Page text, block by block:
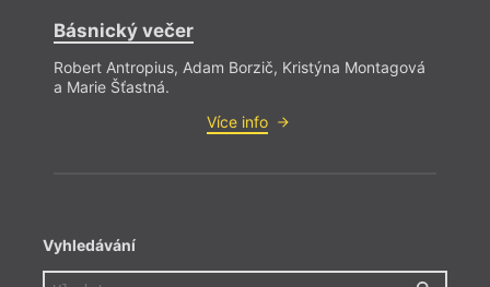
Básnický večer
Robert Antropius, Adam Borzič, Kristýna Montagová
a Marie Šťastná.
Více info
Vyhledávání